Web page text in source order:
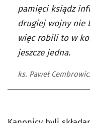
pamięci ksiądz
drugiej wojny nie
więc robili to w
jeszcze jedna.
ks. Paweł